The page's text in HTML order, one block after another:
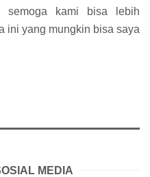
semoga kami bisa lebih
ini yang mungkin bisa saya
MEDIA